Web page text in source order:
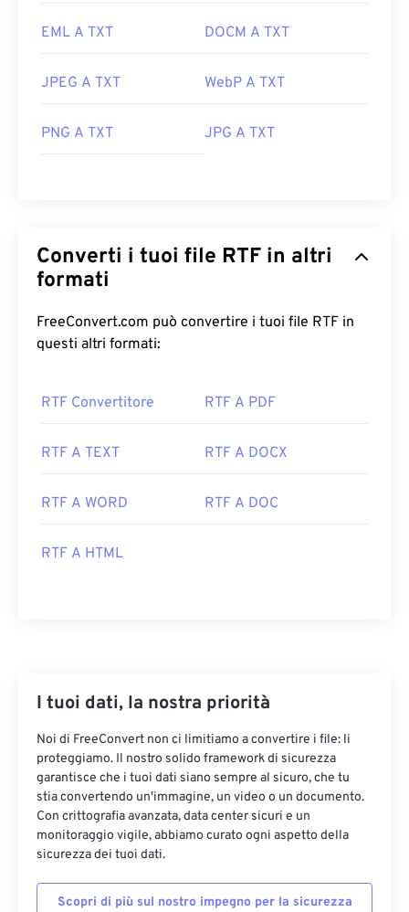
EML A TXT DOCM A TXT
JPEG A TXT WebP A TXT
PNG A TXT JPG A TXT
Converti i tuoi file RTF in altri
formati
FreeConvert.com può convertire i tuoi file RTF in
questi altri formati:
RTF Convertitore RTF A PDF
RTF A TEXT RTF A DOCX
RTF A WORD RTF A DOC
RTF A HTML
I tuoi dati, la nostra priorità
Noi di FreeConvert non ci limitiamo a convertire i file: li
proteggiamo. Il nostro solido framework di sicurezza
garantisce che i tuoi dati siano sempre al sicuro, che tu
stia convertendo un'immagine, un video o un documento.
Con crittografia avanzata, data center sicuri e un
monitoraggio vigile, abbiamo curato ogni aspetto della
sicurezza dei tuoi dati.
Scopri di più sul nostro impegno per la sicurezza